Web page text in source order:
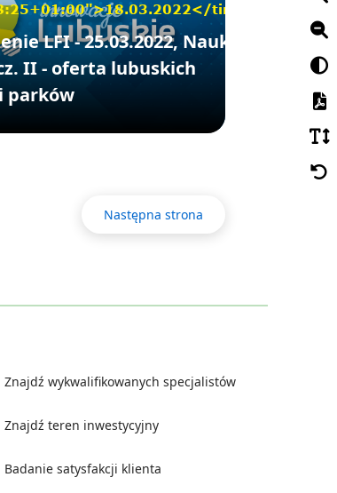
time>
LFI - 25.03.2022, Nauka a
II - oferta lubuskich
parków
Następna strona
Znajdź wykwalifikowanych specjalistów
Znajdź teren inwestycyjny
Badanie satysfakcji klienta